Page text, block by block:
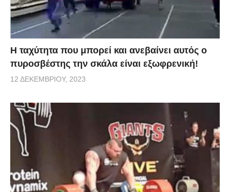
Η ταχύτητα που μπορεί και ανεβαίνει αυτός ο
πυροσβέστης την σκάλα είναι εξωφρενική!
12 ΔΕΚΕΜΒΡΊΟΥ, 2023